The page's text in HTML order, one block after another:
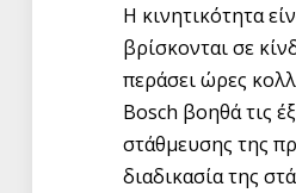
Η κινητικότητα
βρίσκονται σε
περάσει ώρες
Bosch βοηθά τις
στάθμευσης της
διαδικασία της